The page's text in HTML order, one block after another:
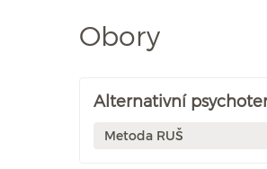
Obory
Alternativní
Metoda RUŠ